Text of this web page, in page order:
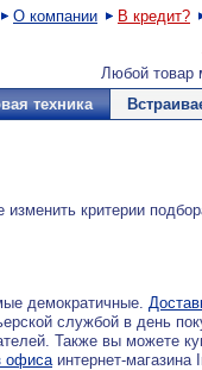
О компании В кредит?
Любой товар
техника
изменить критерии
демократичные.
службой в день
Также вы можете
офисаинтернет-магазина